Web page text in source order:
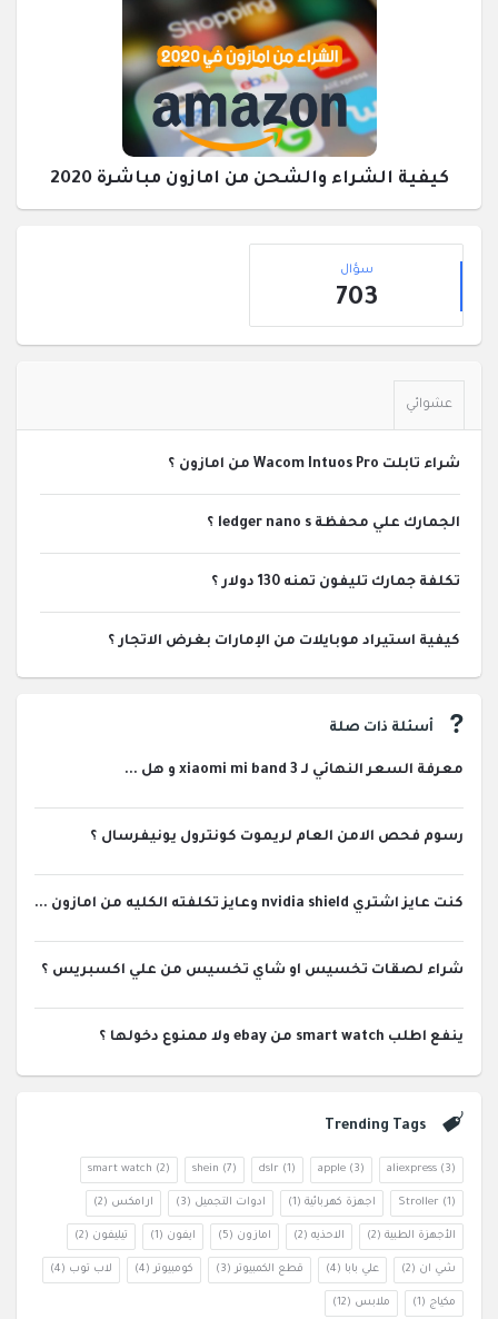
كيفية الشراء والشحن من امازون مباشرة 2020
القائمة
الجانبية
إحصائيات
سؤال
703
عشوائي
شراء تابلت Wacom Intuos Pro من امازون ؟
الجمارك علي محفظة ledger nano s ؟
تكلفة جمارك تليفون تمنه 130 دولار ؟
كيفية استيراد موبايلات من الإمارات بغرض الاتجار ؟
أسئلة ذات صلة
معرفة السعر النهائي لـ xiaomi mi band 3 و هل ...
رسوم فحص الامن العام لريموت كونترول يونيفرسال ؟
كنت عايز اشتري nvidia shield وعايز تكلفته الكليه من امازون ...
شراء لصقات تخسيس او شاي تخسيس من علي اكسبريس ؟
ينفع اطلب smart watch من ebay ولا ممنوع دخولها ؟
Trending Tags
aliexpress (3)
apple (3)
dslr (1)
shein (7)
smart watch (2)
Stroller (1) اجهزة كهربائية (1) ادوات التجميل (3) ارامكس (2)
الأجهزة الطبية (2) الاحذيه (2) امازون (5) ايفون (1) تيليفون (2)
شي ان (2) علي بابا (4) قطع الكمبيوتر (3) كومبيوتر (4) لاب توب (4)
مكياج (1) ملابس (12)